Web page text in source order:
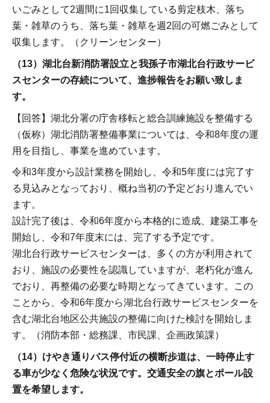
いごみとして2週間に1回収集している剪定枝木、落ち
葉・雑草のうち、落ち葉・雑草を週2回の可燃ごみとして
収集します。（クリーンセンター）
（13）湖北台新消防署設立と我孫子市湖北台行政サービ
スセンターの存続について、進捗報告をお願い致しま
す。
【回答】湖北分署の庁舎移転と総合訓練施設を整備する
（仮称）湖北消防署整備事業については、令和8年度の運
用を目指し、事業を進めています。
令和3年度から設計業務を開始し、令和5年度には完了す
る見込みとなっており、概ね当初の予定どおり進んでい
ます。
設計完了後は、令和6年度から本格的に造成、建築工事を
開始し、令和7年度末には、完了する予定です。
湖北台行政サービスセンターは、多くの方が利用されて
おり、施設の必要性を認識していますが、老朽化が進ん
でおり、再整備の必要な時期となってきています。この
ことから、令和6年度から湖北台行政サービスセンターを
含む湖北台地区公共施設の整備に向けた検討を開始しま
す。（消防本部・総務課、市民課、企画政策課）
（14）けやき通りバス停付近の横断歩道は、一時停止す
る車が少なく危険な状況です。交通安全の旗とポール設
置を希望します。